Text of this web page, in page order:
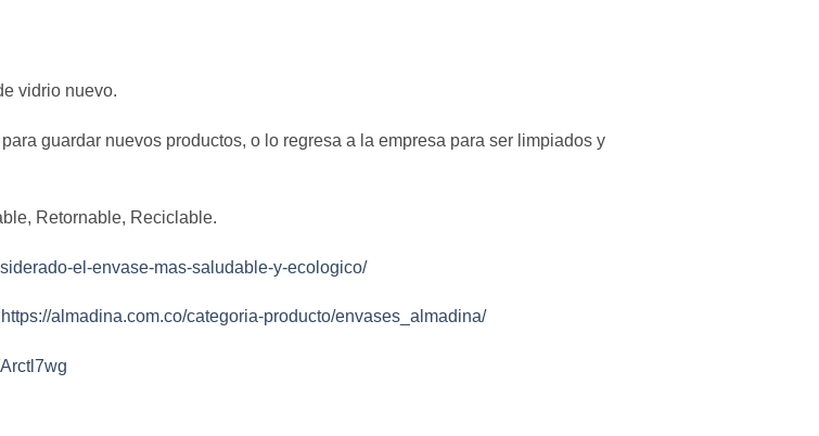
vidrio nuevo.
guardar nuevos productos, o lo regresa a la empresa para ser limpiados y
Retornable, Reciclable.
el-envase-mas-saludable-y-ecologico/
https://almadina.com.co/categoria-producto/envases_almadina/